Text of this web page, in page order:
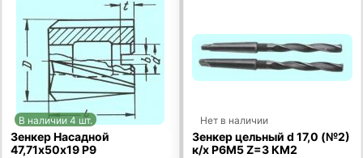
В наличии 4 шт.
Зенкер Насадной
47,71х50х19 Р9
Нет в наличии
Зенкер цельный d 17,0 (№2)
к/х Р6М5 Z=3 КМ2